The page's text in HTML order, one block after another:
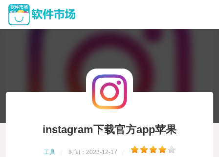
instagram下载官方app苹果
工具 时间：2023-12-17